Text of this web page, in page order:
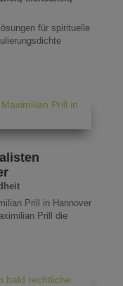
für spirituelle
Prill in Hannover
Prill die